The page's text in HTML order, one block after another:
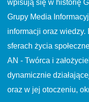
wpisują się w historię
Grupy Media
informacji oraz
sferach życia
AN - Twórca i
dynamicznie
oraz w jej otoczeniu,